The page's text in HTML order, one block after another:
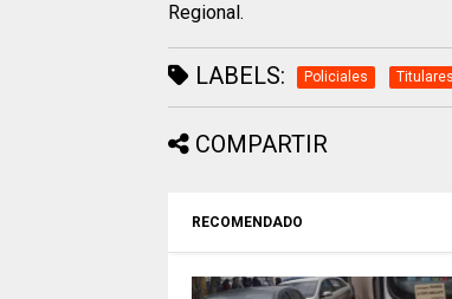
Regional.
LABELS: Policiales Titulares
COMPARTIR
RECOMENDADO